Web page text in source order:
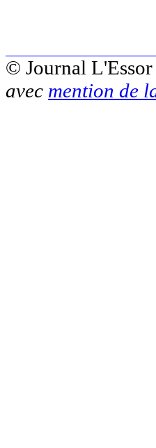
© Journal
avec mention de